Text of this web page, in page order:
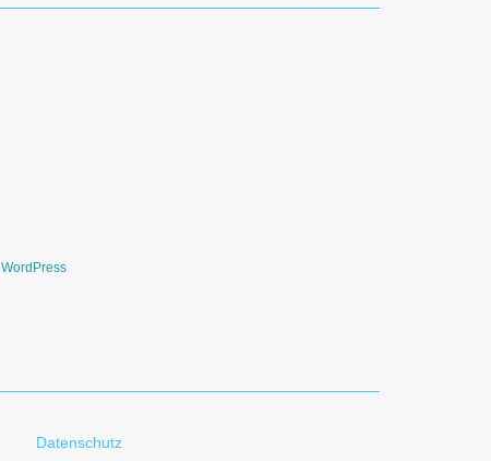
WordPress
Datenschutz